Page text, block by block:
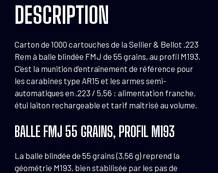
Ball
M193
1000
DESCRIPTION
Carton de 1000 cartouches de la Sellier & Bellot .223
Rem à balle blindée FMJ de 55 grains, au profil M193.
C’est la munition d’entraînement de référence pour
les carabines type AR15 et les armes semi-
automatiques en .223 / 5,56 : alimentation franche,
étui laiton rechargeable et tarif maîtrisé au volume.
BALLE FMJ 55 GRAINS, PROFIL M193
La balle blindée de 55 grains (3,56 g) reprend la
géométrie M193, bien stabilisée par les pas de